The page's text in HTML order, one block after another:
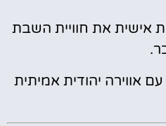
אישית את חוויית השבת
אווירה יהודית אמיתית